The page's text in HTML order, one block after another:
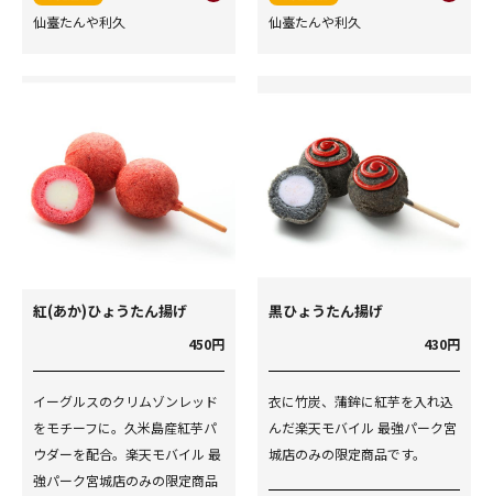
仙臺たんや利久 仙臺たんや利久
紅(あか)ひょうたん揚げ
450円
イーグルスのクリムゾンレッド
をモチーフに。久米島産紅芋パ
ウダーを配合。楽天モバイル 最
強パーク宮城店のみの限定商品
黒ひょうたん揚げ
430円
衣に竹炭、蒲鉾に紅芋を入れ込
んだ楽天モバイル 最強パーク宮
城店のみの限定商品です。